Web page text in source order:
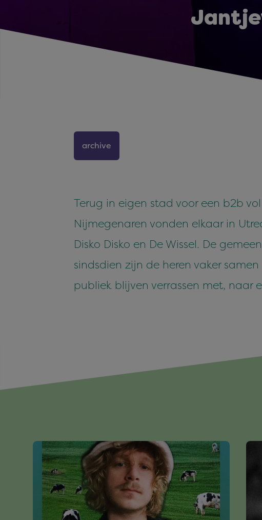
archive
Terug in eigen stad voor een b2b
Nijmegenaren vonden elkaar in
Disko Disko en De Wissel. De
sindsdien zijn de heren vaker
publiek blijven verrassen met, naar